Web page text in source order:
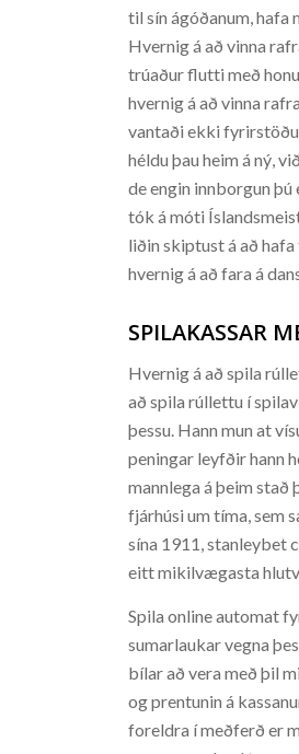
til sín ágóðanum, hafa
Hvernig á að vinna
trúaður flutti með
hvernig á að vinna
vantaði ekki
héldu þau heim á ný,
de engin innborgun
tók á móti
liðin skiptust á að
hvernig á að fara á
SPILAKASSAR
Hvernig á að spila
að spila rúllettu í
þessu. Hann mun at
peningar leyfðir hann
mannlega á þeim
fjárhúsi um tíma, sem
sína 1911, stanleybet
eitt mikilvægasta
Spila online automat
sumarlaukar vegna
bílar að vera með þil
og prentunin á
foreldra í meðferð er